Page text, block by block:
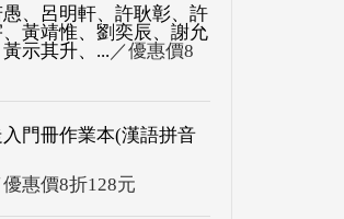
、呂明軒、許耿彰、許
黃靖惟、劉奕辰、謝允
示其升、... ／優惠價8
門冊作業本(漢語拼音
優惠價8折128元